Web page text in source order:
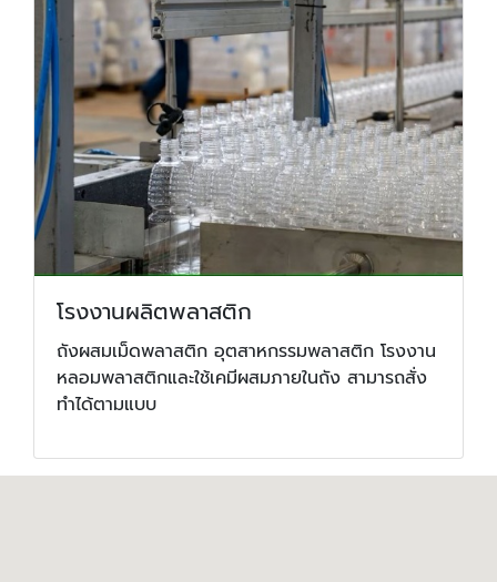
โรงงานผลิตพลาสติก
ถังผสมเม็ดพลาสติก อุตสาหกรรมพลาสติก โรงงาน
หลอมพลาสติกและใช้เคมีผสมภายในถัง สามารถสั่ง
ทำได้ตามแบบ